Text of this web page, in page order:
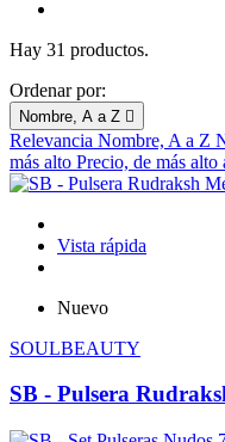
Hay 31 productos.
Ordenar por:
Nombre, A a Z 
Relevancia Nombre, A a Z
más alto Precio, de más alto
Vista rápida
Nuevo
SOULBEAUTY
SB - Pulsera